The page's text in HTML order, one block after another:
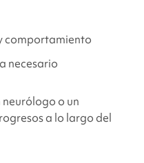
comportamiento
necesario
o un
a lo largo del